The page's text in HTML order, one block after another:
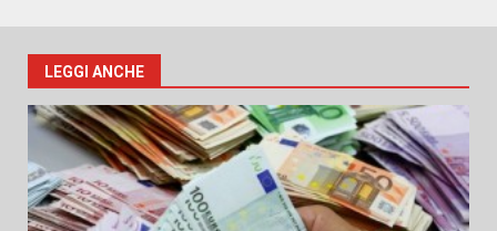
LEGGI ANCHE